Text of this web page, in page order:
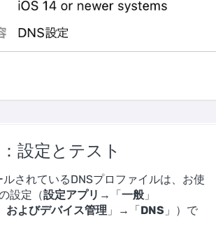
設定とテスト
されているDNSプロファイルは、お使
設定（設定アプリ →「一般 」
およびデバイス管理 」→「DNS 」）で